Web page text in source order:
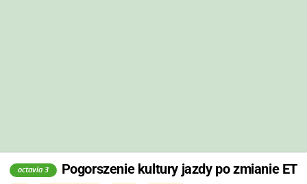
octavia 3 Pogorszenie kultury jazdy po zmianie ET